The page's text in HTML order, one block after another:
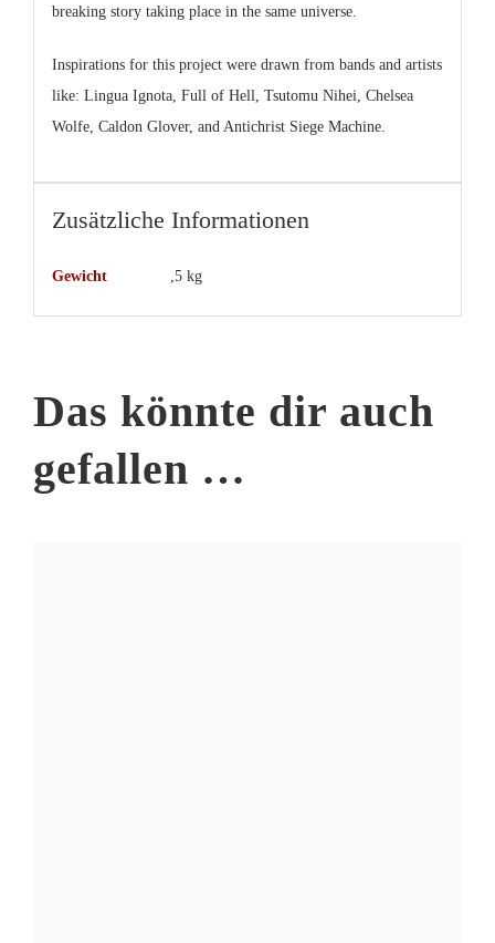
breaking story taking place in the same universe.
Inspirations for this project were drawn from bands and artists
like: Lingua Ignota, Full of Hell, Tsutomu Nihei, Chelsea
Wolfe, Caldon Glover, and Antichrist Siege Machine.
Zusätzliche Informationen
Gewicht ,5 kg
Das könnte dir auch
gefallen …